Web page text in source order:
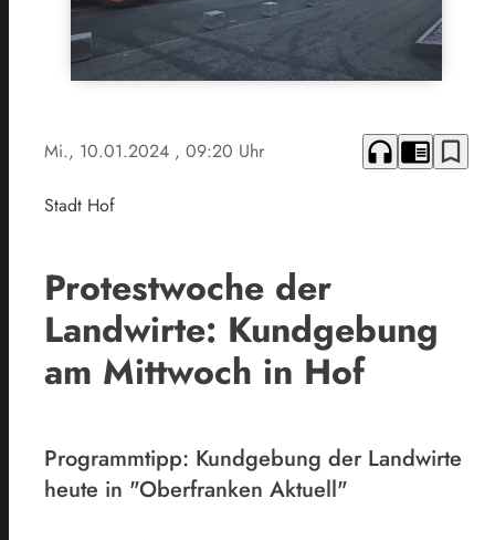
Mi., 10.01.2024 , 09:20 Uhr headphones chrome_reader_mode bookmark_border
Stadt Hof
Protestwoche der
Landwirte: Kundgebung
am Mittwoch in Hof
Programmtipp: Kundgebung der Landwirte
heute in "Oberfranken Aktuell"